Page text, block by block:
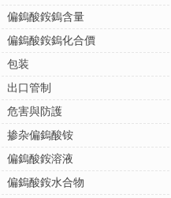
偏鎢酸銨鎢含量
偏鎢酸銨鎢化合價
包装
出口管制
危害與防護
掺杂偏鎢酸铵
偏鎢酸銨溶液
偏鎢酸銨水合物